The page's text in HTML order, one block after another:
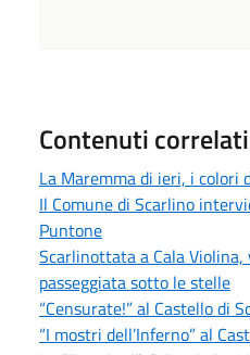
Contenuti correlati
La Maremma di ieri, i colori
Il Comune di Scarlino
Puntone
Scarlinottata a Cala
passeggiata sotto le stelle
“Censurate!” al Castello di
“I mostri dell’Inferno” al